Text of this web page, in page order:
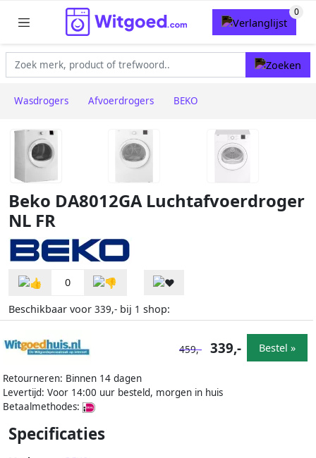
Wasdrogers Afvoerdrogers BEKO
Beko DA8012GA Luchtafvoerdroger
NL FR
0
Beschikbaar voor 339,- bij 1 shop:
Retourneren: Binnen 14 dagen
Levertijd: Voor 14:00 uur besteld, morgen in huis
Betaalmethodes:
459,- 339,- Bestel »
Specificaties